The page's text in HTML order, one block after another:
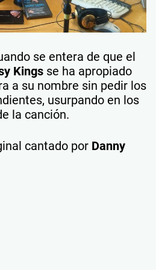
se entera de que el
Kings se ha apropiado
a su nombre sin pedir los
usurpando en los
la canción.
cantado por Danny